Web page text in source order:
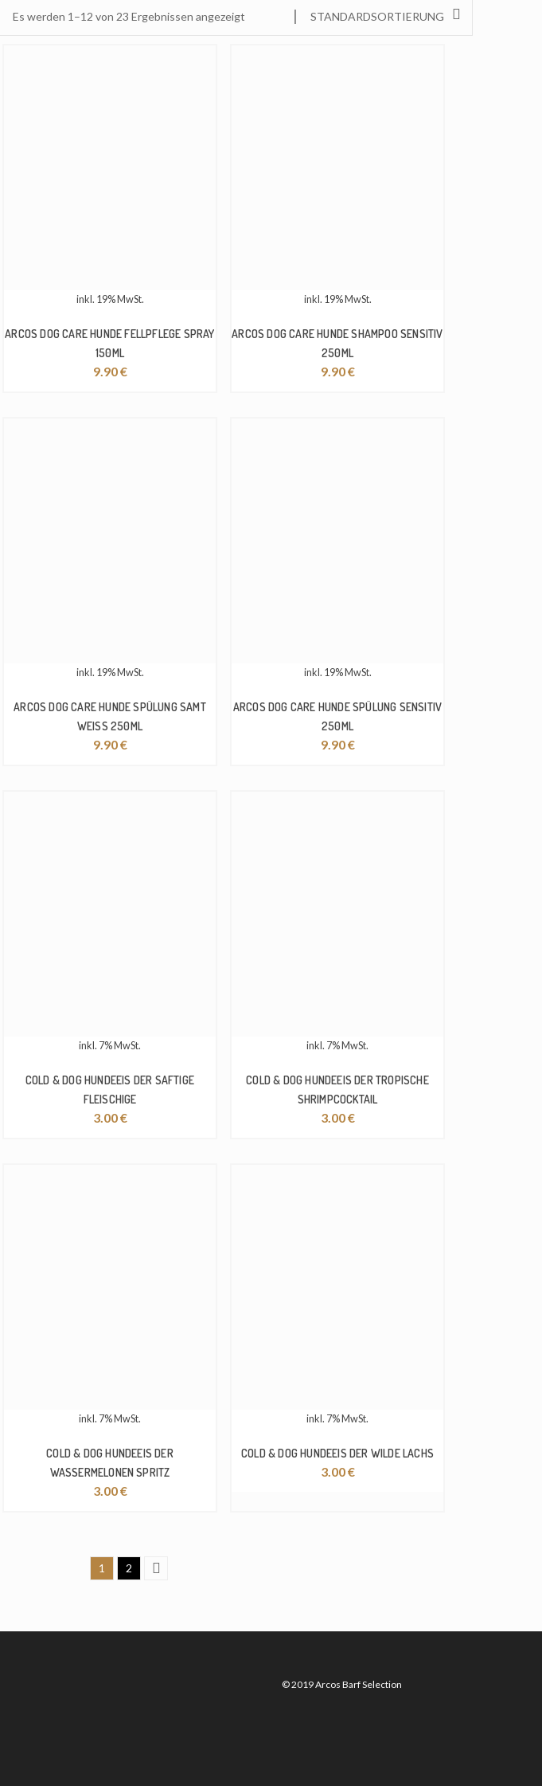
Es werden 1–12 von 23 Ergebnissen angezeigt STANDARDSORTIERUNG
inkl. 19% MwSt.
ARCOS DOG CARE HUNDE FELLPFLEGE SPRAY
150ML
9.90€
inkl. 19% MwSt.
ARCOS DOG CARE HUNDE SHAMPOO SENSITIV
250ML
9.90€
inkl. 19% MwSt.
ARCOS DOG CARE HUNDE SPÜLUNG SAMT
WEISS 250ML
9.90€
inkl. 19% MwSt.
ARCOS DOG CARE HUNDE SPÜLUNG SENSITIV
250ML
9.90€
inkl. 7% MwSt.
COLD & DOG HUNDEEIS DER SAFTIGE
FLEISCHIGE
3.00€
inkl. 7% MwSt.
COLD & DOG HUNDEEIS DER TROPISCHE
SHRIMPCOCKTAIL
3.00€
inkl. 7% MwSt.
COLD & DOG HUNDEEIS DER
WASSERMELONEN SPRITZ
3.00€
inkl. 7% MwSt.
COLD & DOG HUNDEEIS DER WILDE LACHS
3.00€
1 2 Next
© 2019 Arcos Barf Selection